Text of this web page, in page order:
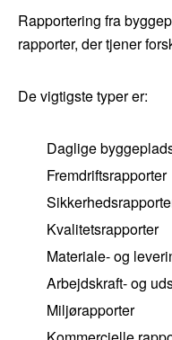
Rapportering fra
rapporter, der tjener
De vigtigste typer er:
Daglige
Fremdriftsrapporter
Kvalitetsrapporter
Materiale- og
Arbejdskraft- og
Miljørapporter